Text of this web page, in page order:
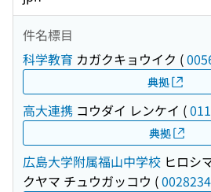
件名標目
科学教育 カガクキョウイク (
典拠
高大連携 コウダイ レンケイ (
典拠
広島大学附属福山中学校 ヒロシ
クヤマ チュウガッコウ (